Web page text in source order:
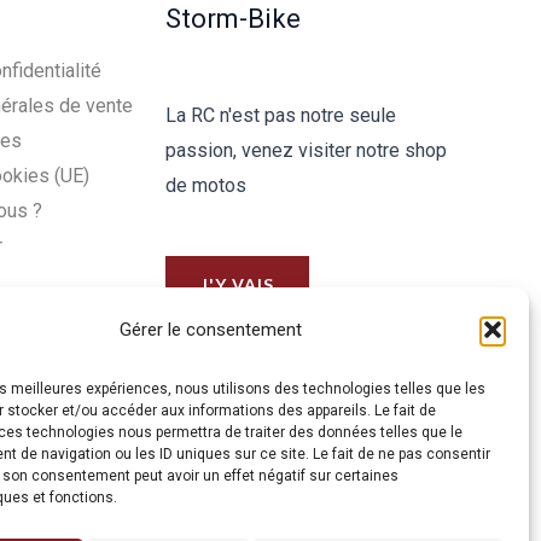
Gérer le consentement
meilleures expériences, nous utilisons des technologies telles que les
stocker et/ou accéder aux informations des appareils. Le fait de
technologies nous permettra de traiter des données telles que le
de navigation ou les ID uniques sur ce site. Le fait de ne pas consentir
son consentement peut avoir un effet négatif sur certaines
et fonctions.
de vente
(UE)
?
Storm-Bike
La RC n'est pas notre seule
passion, venez visiter notre shop
de motos
J'Y VAIS